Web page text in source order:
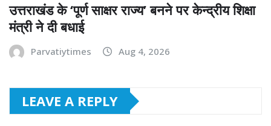
उत्तराखंड के ‘पूर्ण साक्षर राज्य’ बनने पर केन्द्रीय शिक्षा
मंत्री ने दी बधाई
Parvatiytimes Aug 4, 2026
LEAVE A REPLY